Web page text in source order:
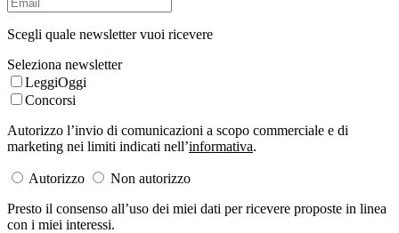
Scegli quale newsletter vuoi ricevere
Seleziona newsletter
LeggiOggi
Concorsi
Autorizzo l’invio di comunicazioni a scopo commerciale e di
marketing nei limiti indicati nell’informativa.
Autorizzo
Non autorizzo
Presto il consenso all’uso dei miei dati per ricevere proposte in linea
con i miei interessi.